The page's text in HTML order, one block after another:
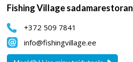
Fishing Village sadamarestoran
+372 509 7841
info@fishingvillage.ee